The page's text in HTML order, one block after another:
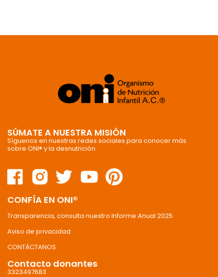
SÚMATE A NUESTRA MISIÓN
Síguenos en nuestras redes sociales para conocer más
sobre ONI® y la desnutrición.
CONFÍA EN ONI®
Transparencia, consulta nuestro Informe Anual 2025
Aviso de privacidad
CONTÁCTANOS
Contacto donantes
3323497683